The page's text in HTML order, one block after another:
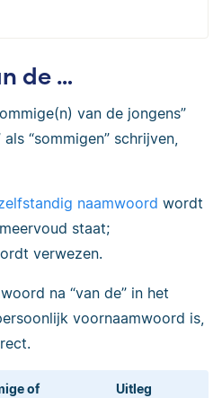
de …
van de jongens”
“sommigen” schrijven,
naamwoord wordt
staat;
verwezen.
na “van de” in het
voornaamwoord is,
of
Uitleg